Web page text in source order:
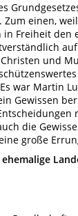
Zum einen,
in Freiheit den
und
war Martin
Gewissen
die
große